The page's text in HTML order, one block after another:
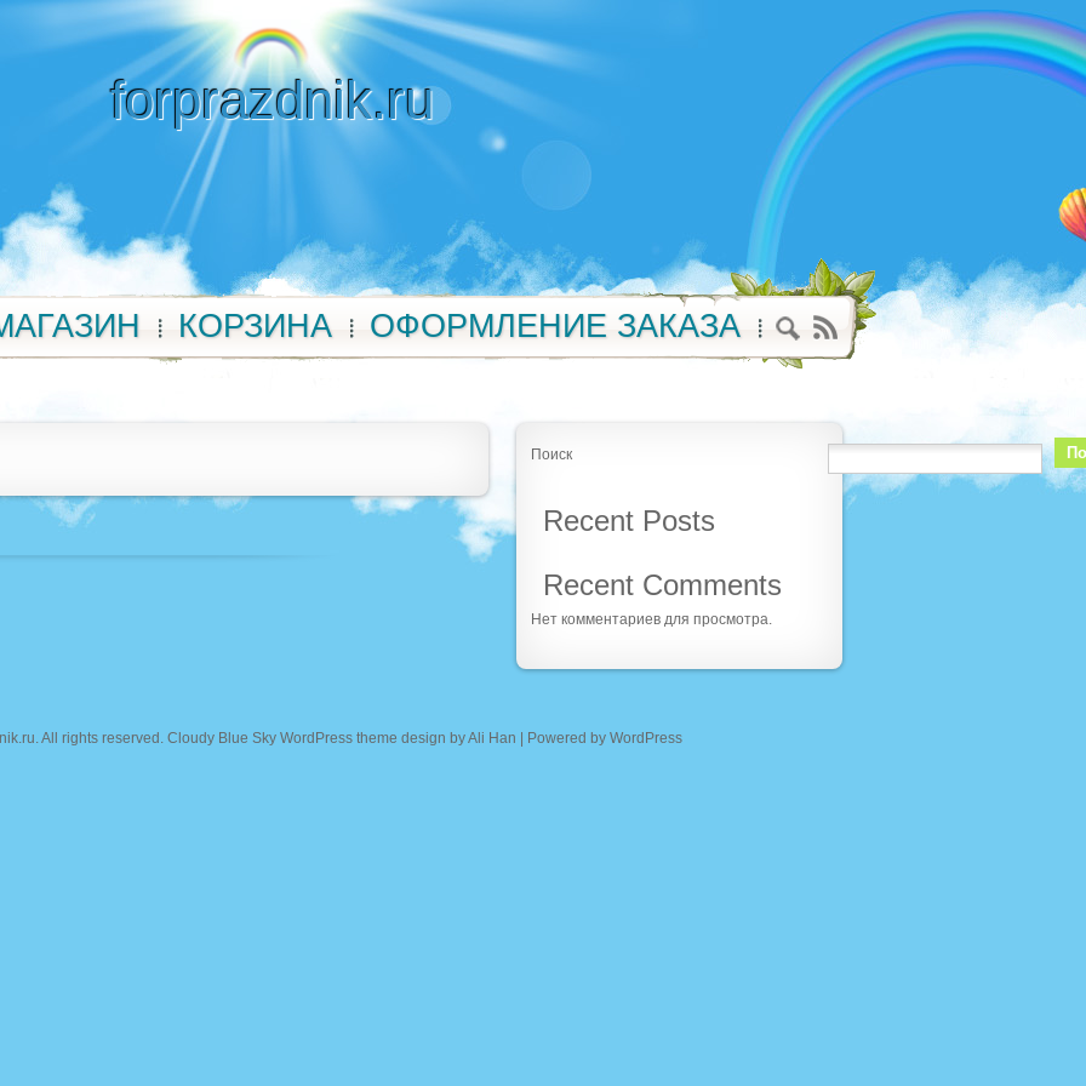
forprazdnik.ru
КОРЗИНА ОФОРМЛЕНИЕ ЗАКАЗА
Поиск
Recent Posts
Recent Comments
Нет комментариев для просмотра.
. All rights reserved. Cloudy Blue Sky WordPress theme design byAli Han | Powered by WordPress